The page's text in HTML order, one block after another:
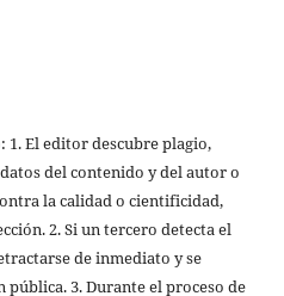
El editor descubre plagio,
del contenido y del autor o
la calidad o cientificidad,
2. Si un tercero detecta el
de inmediato y se
3. Durante el proceso de